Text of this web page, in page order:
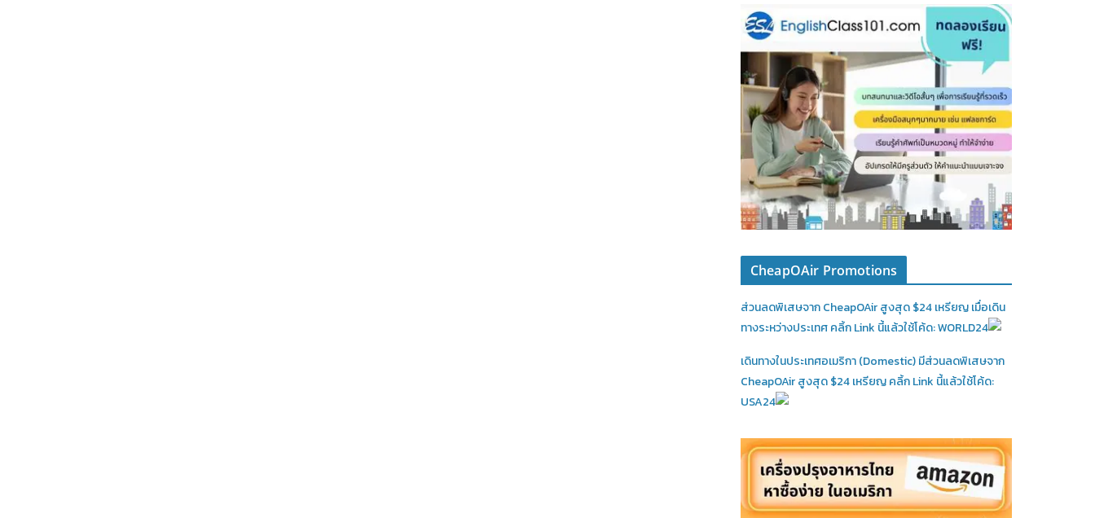
CheapOAir Promotions
ส่วนลดพิเสษจาก CheapOAir สูงสุด $24 เหรียญ เมื่อเดิน
ทางระหว่างประเทศ คลิ้ก Link นี้แล้วใช้โค้ด: WORLD24
เดินทางในประเทศอเมริกา (Domestic)มีส่วนลดพิเสษจาก
CheapOAir สูงสุด $24 เหรียญ คลิ้ก Link นี้แล้วใช้โค้ด:
USA24